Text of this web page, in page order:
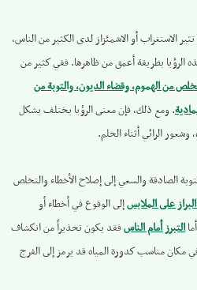
الاستغراب أو الاشمئزاز لدى الكثير من الناس،
الرؤيا بطريقة أعمق من ظاهرها. ففي كثير من
من الهموم، وقضاء الديون، والتوبة من
. ومع ذلك، فإن معنى الرؤيا يختلف بشكل
الرائي أثناء الحلم.
الصادقة والسعي إلى إصلاح الأخطاء والتخلص
على الملابسإلى الوقوع في أخطاء أو
التبرز أمام الناسفقد يكون تحذيراً من انكشاف
مكان مناسب كدورة المياه قد يرمز إلى الفرج